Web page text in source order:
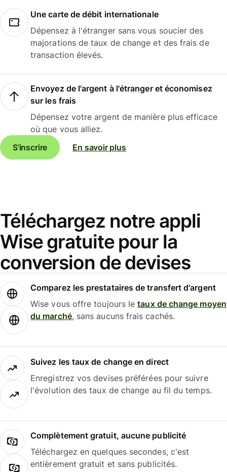
Une carte de débit internationale
Dépensez à l'étranger sans vous soucier des
majorations de taux de change et des frais de
transaction élevés.
Envoyez de l'argent à l'étranger et économisez
sur les frais
Dépensez votre argent de manière plus efficace
où que vous alliez.
S'inscrire
En savoir plus
Téléchargez notre appli
Wise gratuite pour la
conversion de devises
Comparez les prestataires de transfert d'argent
Wise vous offre toujours letaux de change moyen
du marché, sans aucuns frais cachés.
Suivez les taux de change en direct
Enregistrez vos devises préférées pour suivre
l'évolution des taux de change au fil du temps.
Complètement gratuit, aucune publicité
Téléchargez en quelques secondes, c'est
entièrement gratuit et sans publicités.